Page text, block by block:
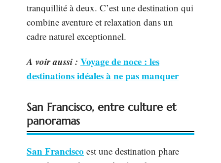
tranquillité à deux. C’est une destination qui
combine aventure et relaxation dans un
cadre naturel exceptionnel.
A voir aussi : Voyage de noce : les
destinations idéales à ne pas manquer
San Francisco, entre culture et
panoramas
San Francisco est une destination phare